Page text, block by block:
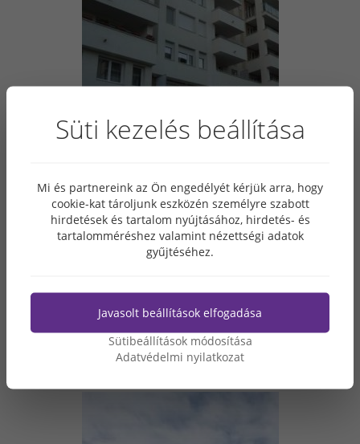
Süti kezelés beállítása
Mi és partnereink az Ön engedélyét kérjük arra, hogy
cookie-kat tároljunk eszközén személyre szabott
hirdetések és tartalom nyújtásához, hirdetés- és
tartalomméréshez valamint nézettségi adatok
gyűjtéséhez.
Javasolt beállítások elfogadása
Sütibeállítások módosítása
Adatvédelmi nyilatkozat